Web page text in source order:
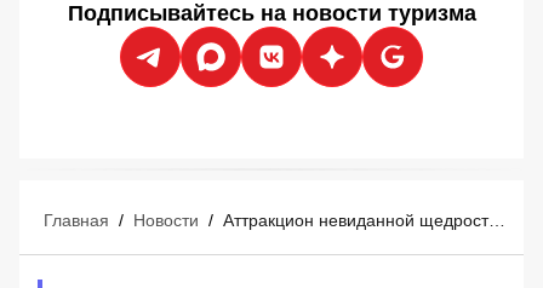
Подписывайтесь на новости туризма
Главная / Новости / Аттракцион невиданной щедрости Emirates, Qatar Airways и Etihad: авиакомпании режут цены на 40% ради выживания